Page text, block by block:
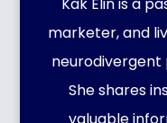
marketer, and
She shares